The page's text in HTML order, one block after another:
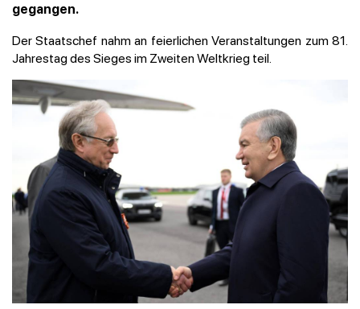
gegangen.
Der Staatschef nahm an feierlichen Veranstaltungen zum 81.
Jahrestag des Sieges im Zweiten Weltkrieg teil.